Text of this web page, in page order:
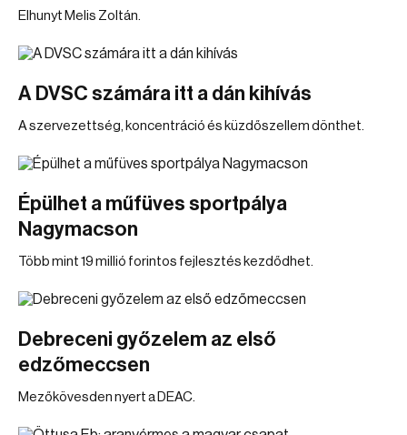
Elhunyt Melis Zoltán.
A DVSC számára itt a dán kihívás
A szervezettség, koncentráció és küzdőszellem dönthet.
Épülhet a műfüves sportpálya
Nagymacson
Több mint 19 millió forintos fejlesztés kezdődhet.
Debreceni győzelem az első
edzőmeccsen
Mezőkövesden nyert a DEAC.